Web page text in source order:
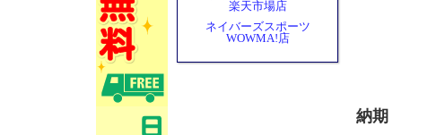
楽天市場店
ネイバーズスポーツ
WOWMA!店
納期